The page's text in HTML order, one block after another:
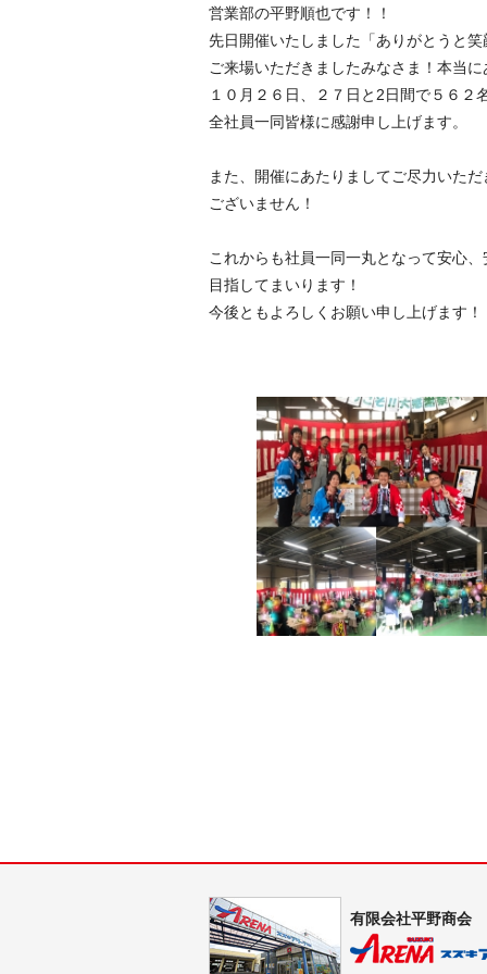
営業部の平野順也です！！
先日開催いたしました「ありがとうと
ご来場いただきましたみなさま！本当
１０月２６日、２７日と2日間で５６２
全社員一同皆様に感謝申し上げます。
また、開催にあたりましてご尽力いた
ございません！
これからも社員一同一丸となって安心
目指してまいります！
今後ともよろしくお願い申し上げます！
有限会社平野商会